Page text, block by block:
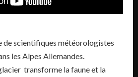
de scientifiques météorologistes
les Alpes Allemandes.
transforme la faune et la